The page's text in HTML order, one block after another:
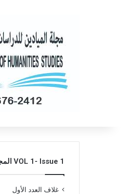
VOL 1- Issue 1 المجلد الأول – العدد الأول
غلاف العدد الأول